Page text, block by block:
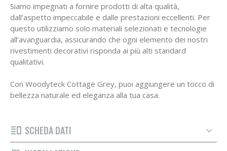
Siamo impegnati a fornire prodotti di alta qualità,
dall’aspetto impeccabile e dalle prestazioni eccellenti. Per
questo utilizziamo solo materiali selezionati e tecnologie
all’avanguardia, assicurando che ogni elemento dei nostri
rivestimenti decorativi risponda ai più alti standard
qualitativi.
Con Woodyteck Cottage Grey, puoi aggiungere un tocco di
bellezza naturale ed eleganza alla tua casa.
SCHEDA DATI